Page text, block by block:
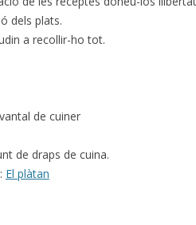
dels plats.
a recollir-ho tot.
de cuiner
de draps de cuina.
El plàtan